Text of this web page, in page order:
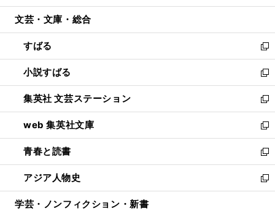
開
ウ
開
く
ン
ウ
で
開
く
ウ
ン
ド
ウ
で
開
く
文芸・文庫・総合
すばる
新
し
い
ウ
ィ
ン
ド
ウ
で
開
く
小説すばる
新
し
い
ウ
ィ
ン
ド
ウ
で
開
集英社 文芸ステーション
新
し
い
ウ
ィ
ン
ド
ウ
web 集英社文庫
新
し
い
ウ
ィ
ン
青春と読書
新
し
い
ウ
アジア人物史
新
し
学芸・ノンフィクション・新書